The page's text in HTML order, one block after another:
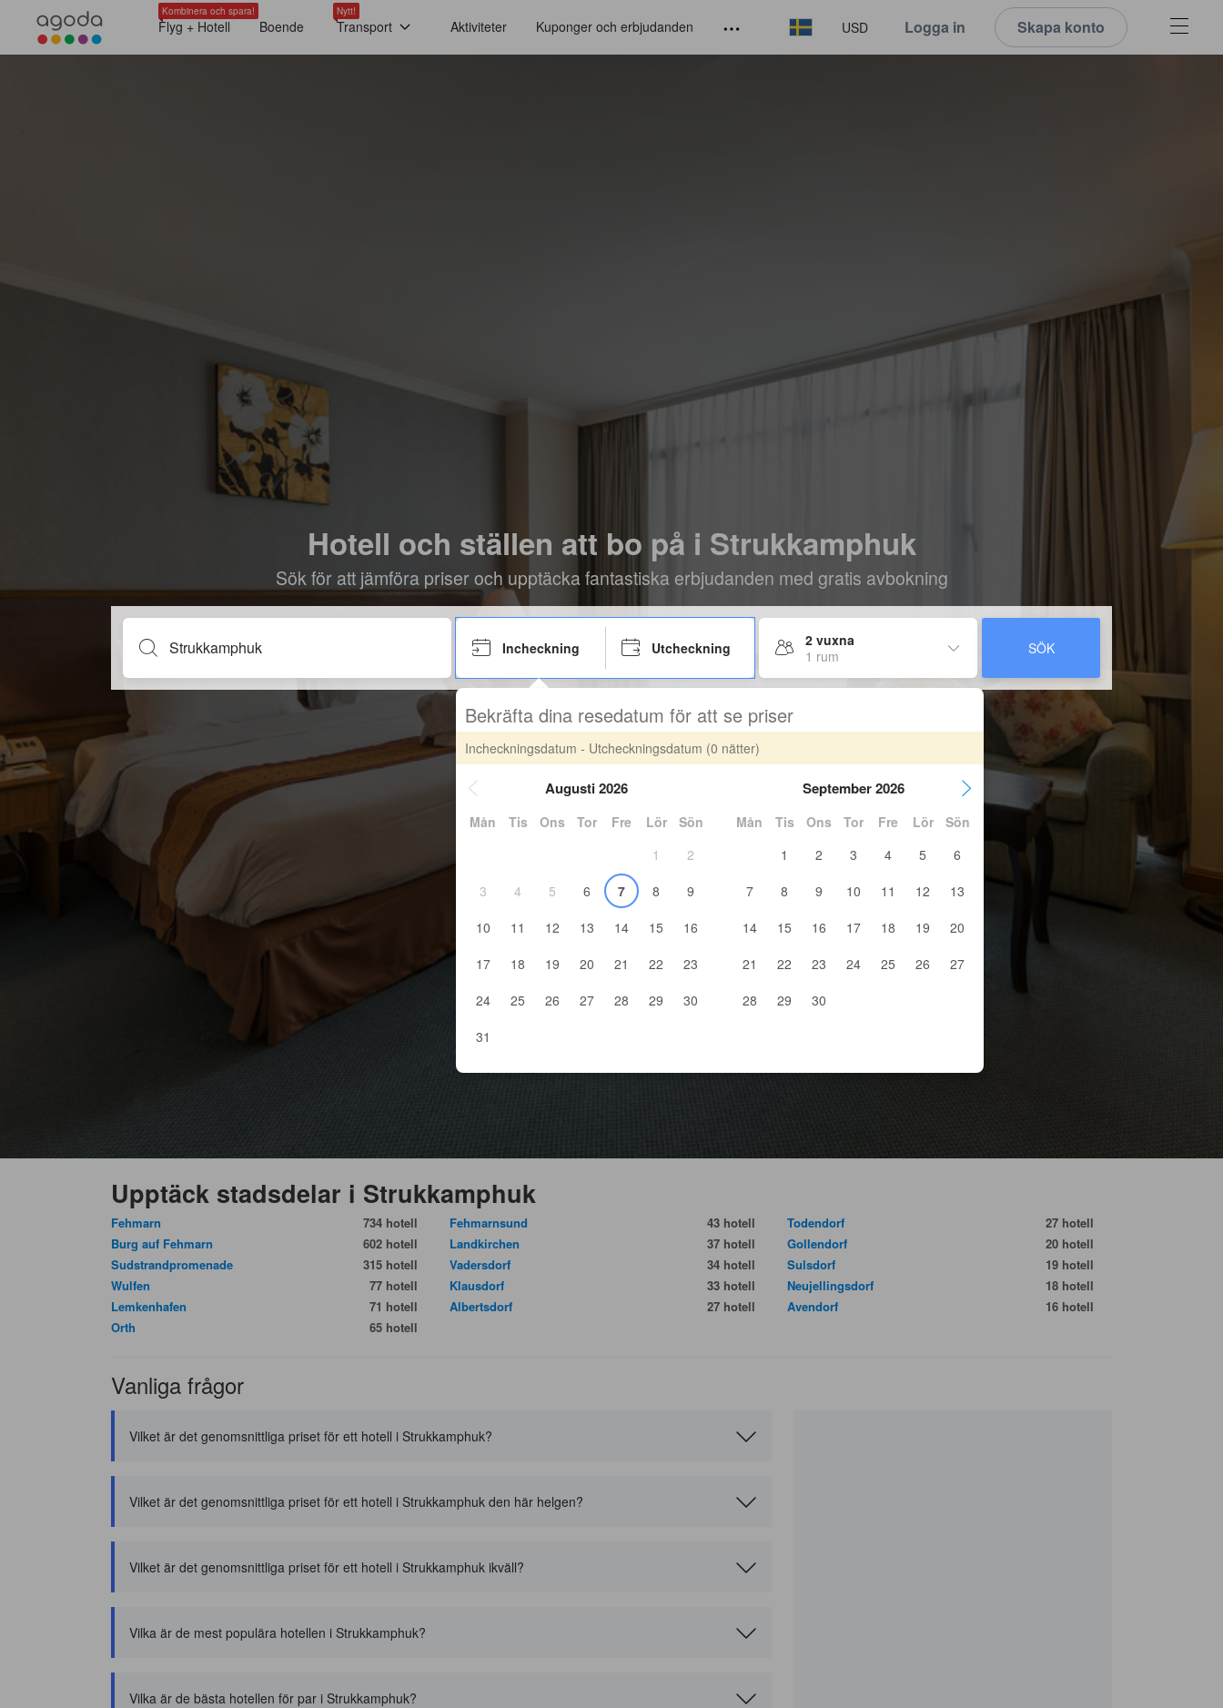
Kombinera och spara!
Flyg + Hotell Boende
Nytt!
Transport Aktiviteter Kuponger och erbjudanden USD Logga in Skapa konto
Hotell och ställen att bo på i Strukkamphuk
Sök för att jämföra priser och upptäcka fantastiska erbjudanden med gratis avbokning
Incheckning Utcheckning
2 vuxna
1 rum
SÖK
Bekräfta dina resedatum för att se priser
Incheckningsdatum - Utcheckningsdatum (0 nätter)
Augusti 2026
Mån Tis Ons Tor Fre Lör
Sön
1
2
3
4 5 6 7 8
9
10
11 12 13 14 15
16
17
18 19 20 21 22
23
24
25 26 27 28 29
30
31
September 2026
Mån Tis Ons Tor Fre Lör
Sön
1
2 3 4 5
6
7
8 9 10 11 12
13
14
15 16 17 18 19
20
21
22 23 24 25 26
27
28
29 30
Upptäck stadsdelar i Strukkamphuk
Fehmarn
734 hotell
Burg auf Fehmarn
602 hotell
Sudstrandpromenade
315 hotell
Wulfen
77 hotell
Lemkenhafen
71 hotell
Orth
65 hotell
Fehmarnsund
43 hotell
Landkirchen
37 hotell
Vadersdorf
34 hotell
Klausdorf
33 hotell
Albertsdorf
27 hotell
Todendorf
27 hotell
Gollendorf
20 hotell
Sulsdorf
19 hotell
Neujellingsdorf
18 hotell
Avendorf
16 hotell
Vanliga frågor
Vilket är det genomsnittliga priset för ett hotell i Strukkamphuk?
Vilket är det genomsnittliga priset för ett hotell i Strukkamphuk den här helgen?
Vilket är det genomsnittliga priset för ett hotell i Strukkamphuk ikväll?
Vilka är de mest populära hotellen i Strukkamphuk?
Vilka är de bästa hotellen för par i Strukkamphuk?